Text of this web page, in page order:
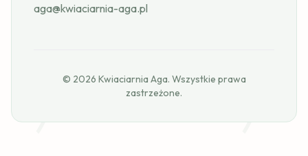
aga@kwiaciarnia-aga.pl
© 2026 Kwiaciarnia Aga. Wszystkie prawa
zastrzeżone.